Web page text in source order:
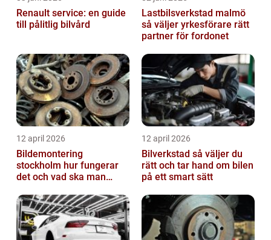
Renault service: en guide
till pålitlig bilvård
Lastbilsverkstad malmö
så väljer yrkesförare rätt
partner för fordonet
12 april 2026
Bildemontering
stockholm hur fungerar
det och vad ska man
12 april 2026
Bilverkstad så väljer du
rätt och tar hand om bilen
på ett smart sätt